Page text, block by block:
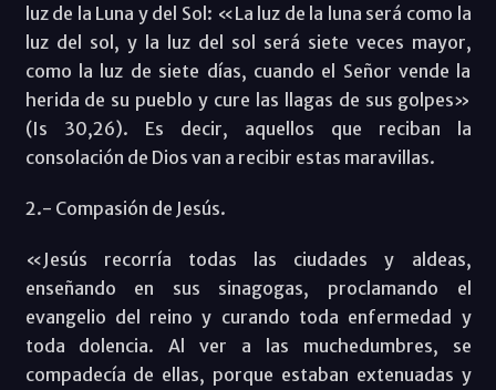
luz de la Luna y del Sol: «La luz de la luna será como la
luz del sol, y la luz del sol será siete veces mayor,
como la luz de siete días, cuando el Señor vende la
herida de su pueblo y cure las llagas de sus golpes»
(Is 30,26). Es decir, aquellos que reciban la
consolación de Dios van a recibir estas maravillas.
2.- Compasión de Jesús.
«Jesús recorría todas las ciudades y aldeas,
enseñando en sus sinagogas, proclamando el
evangelio del reino y curando toda enfermedad y
toda dolencia. Al ver a las muchedumbres, se
compadecía de ellas, porque estaban extenuadas y